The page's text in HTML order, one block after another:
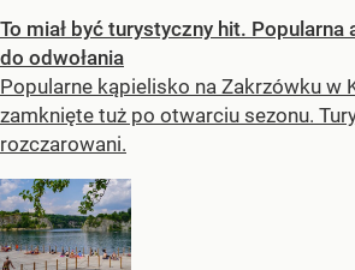
To miał być turystyczny hit.
do odwołania
Popularne kąpielisko na Zakrzówku w
zamknięte tuż po otwarciu sezonu.
rozczarowani.